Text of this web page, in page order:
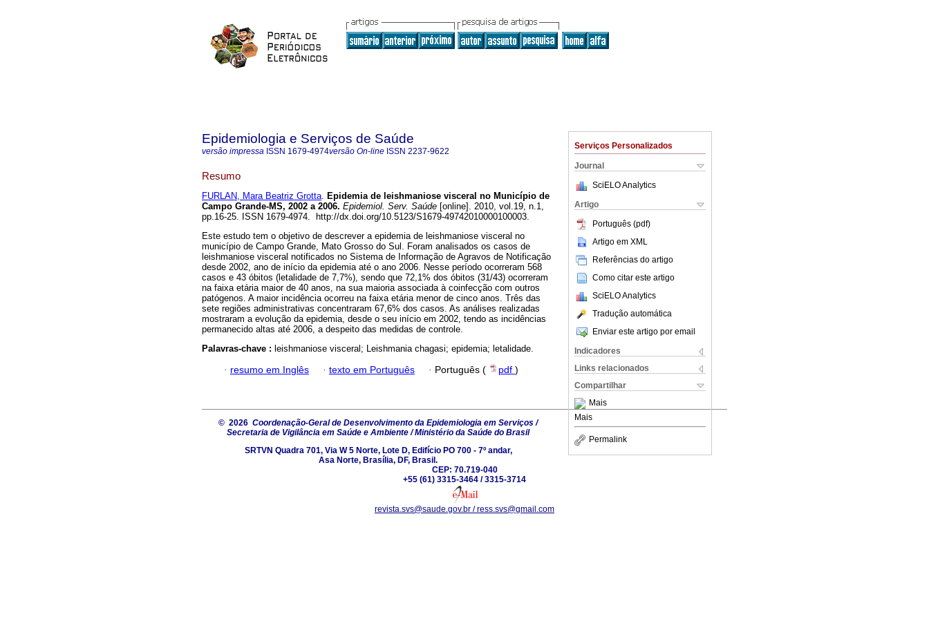
Serviços Personalizados
Journal
SciELO Analytics
Artigo
Português (pdf)
Artigo em XML
Referências do artigo
Como citar este artigo
SciELO Analytics
Tradução automática
Enviar este artigo por email
Indicadores
Links relacionados
Compartilhar
Mais
Mais
Permalink
Epidemiologia e Serviços de Saúde
versão impressa ISSN 1679-4974versão On-line ISSN 2237-9622
Resumo
FURLAN, Mara Beatriz Grotta. Epidemia de leishmaniose visceral no Município de
Campo Grande-MS, 2002 a 2006. Epidemiol. Serv. Saúde [online]. 2010, vol.19, n.1,
pp.16-25. ISSN 1679-4974. http://dx.doi.org/10.5123/S1679-49742010000100003.
Este estudo tem o objetivo de descrever a epidemia de leishmaniose visceral no
município de Campo Grande, Mato Grosso do Sul. Foram analisados os casos de
leishmaniose visceral notificados no Sistema de Informação de Agravos de Notificação
desde 2002, ano de início da epidemia até o ano 2006. Nesse período ocorreram 568
casos e 43 óbitos (letalidade de 7,7%), sendo que 72,1% dos óbitos (31/43) ocorreram
na faixa etária maior de 40 anos, na sua maioria associada à coinfecção com outros
patógenos. A maior incidência ocorreu na faixa etária menor de cinco anos. Três das
sete regiões administrativas concentraram 67,6% dos casos. As análises realizadas
mostraram a evolução da epidemia, desde o seu início em 2002, tendo as incidências
permanecido altas até 2006, a despeito das medidas de controle.
Palavras-chave : leishmaniose visceral; Leishmania chagasi; epidemia; letalidade.
· resumo em Inglês · texto em Português · Português ( pdf )
© 2026 Coordenação-Geral de Desenvolvimento da Epidemiologia em Serviços /
Secretaria de Vigilância em Saúde e Ambiente / Ministério da Saúde do Brasil
SRTVN Quadra 701, Via W 5 Norte, Lote D, Edifício PO 700 - 7º andar,
Asa Norte, Brasília, DF, Brasil.
CEP: 70.719-040
+55 (61) 3315-3464 / 3315-3714
revista.svs@saude.gov.br / ress.svs@gmail.com